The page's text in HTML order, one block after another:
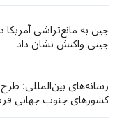
چین به مانع‌تراشی
چینی واکنش نشان داد
رسانه‌های بین‌المللی:
کشورهای جنوب جهانی